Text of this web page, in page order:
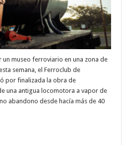
museo ferroviario en una zona de
semana, el Ferroclub de
por finalizada la obra de
una antigua locomotora a vapor de
abandono desde hacía más de 40